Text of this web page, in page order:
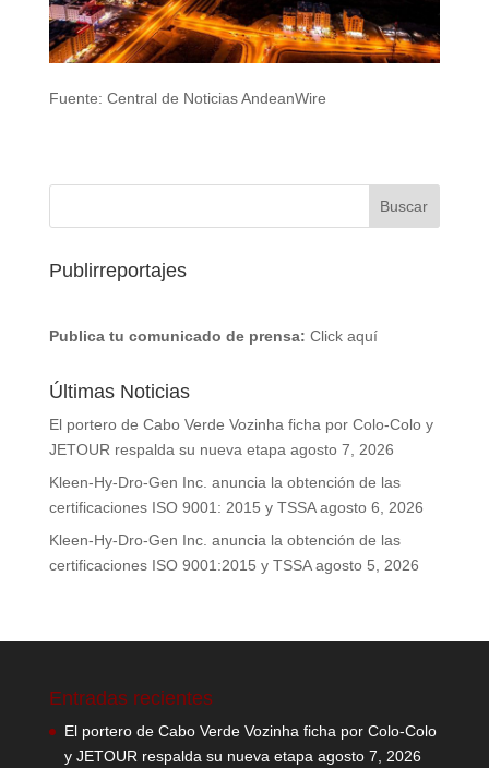
Fuente: Central de Noticias AndeanWire
Publirreportajes
Publica tu comunicado de prensa: Click aquí
Últimas Noticias
El portero de Cabo Verde Vozinha ficha por Colo-Colo y
JETOUR respalda su nueva etapa agosto 7, 2026
Kleen-Hy-Dro-Gen Inc. anuncia la obtención de las
certificaciones ISO 9001: 2015 y TSSA agosto 6, 2026
Kleen-Hy-Dro-Gen Inc. anuncia la obtención de las
certificaciones ISO 9001:2015 y TSSA agosto 5, 2026
Entradas recientes
El portero de Cabo Verde Vozinha ficha por Colo-Colo
y JETOUR respalda su nueva etapa agosto 7, 2026